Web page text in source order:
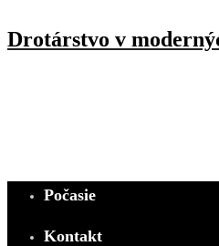
Drotárstvo v
Počasie
Kontakt